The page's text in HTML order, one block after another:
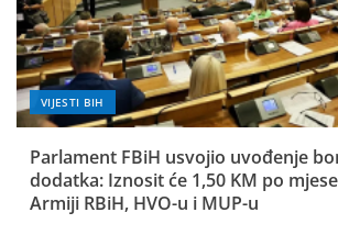
VIJESTI BIH
Parlament FBiH usvojio uvođenje
dodatka: Iznosit će 1,50 KM po
Armiji RBiH, HVO-u i MUP-u